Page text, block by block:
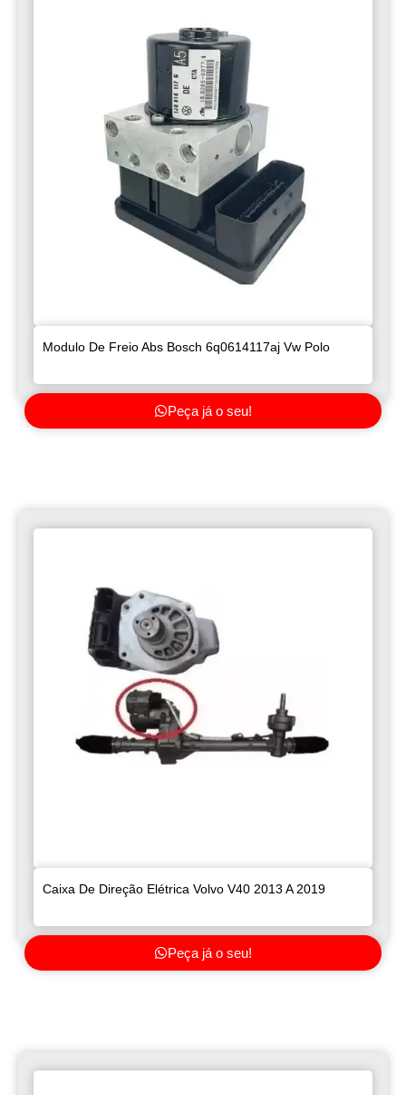
Modulo De Freio Abs Bosch 6q0614117aj Vw Polo
Peça já o seu!
Caixa De Direção Elétrica Volvo V40 2013 A 2019
Peça já o seu!